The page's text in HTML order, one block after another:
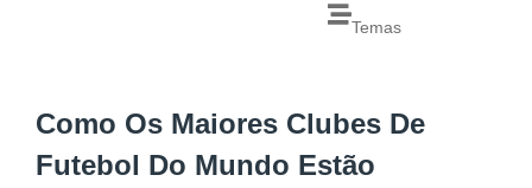
Temas
Como Os Maiores Clubes De
Futebol Do Mundo Estão